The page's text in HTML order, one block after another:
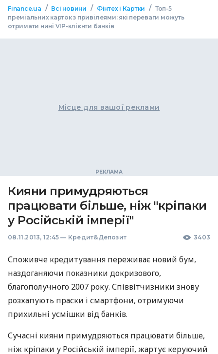
Finance.ua / Всі новини / Фінтех і Картки / Топ-5
преміальних карток з привілеями: які переваги можуть
отримати нині VIP-клієнти банків
Місце для вашої реклами
Кияни примудряються
працювати більше, ніж "кріпаки
у Російській імперії"
08.11.2013, 12:45 — Кредит&Депозит 3403
Споживче кредитування переживає новий бум,
наздоганяючи показники докризового,
благополучного 2007 року. Співвітчизники знову
розхапують праски і смартфони, отримуючи
прихильні усмішки від банків.
Сучасні кияни примудряються працювати більше,
ніж кріпаки у Російській імперії, жартує керуючий